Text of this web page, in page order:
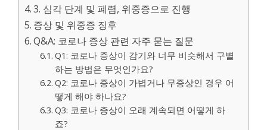
3. 심각 단계 및 폐렴, 위중증으로 진행
증상 및 위중증 징후
Q&A: 코로나 증상 관련 자주 묻는 질문
Q1: 코로나 증상이 감기와 너무 비슷해서 구별
하는 방법은 무엇인가요?
Q2: 코로나 증상이 가볍거나 무증상인 경우 어
떻게 해야 하나요?
Q3: 코로나 증상이 오래 계속되면 어떻게 하
죠?